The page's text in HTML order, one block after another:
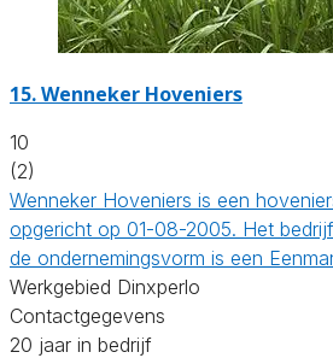
15.Wenneker Hoveniers
10
(2)
Wenneker Hoveniers is een
opgericht op 01-08-2005. Het
de ondernemingsvorm is een
Werkgebied Dinxperlo
Contactgegevens
20 jaar in bedrijf